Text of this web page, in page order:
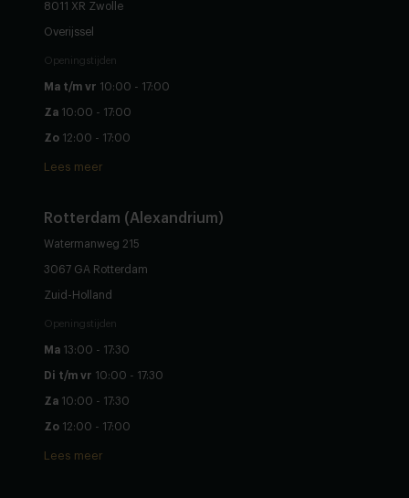
8011 XR Zwolle
Overijssel
Openingstijden
Ma t/m vr 10:00 - 17:00
Za 10:00 - 17:00
Zo 12:00 - 17:00
Lees meer
Rotterdam (Alexandrium)
Watermanweg 215
3067 GA Rotterdam
Zuid-Holland
Openingstijden
Ma 13:00 - 17:30
Di t/m vr 10:00 - 17:30
Za 10:00 - 17:30
Zo 12:00 - 17:00
Lees meer